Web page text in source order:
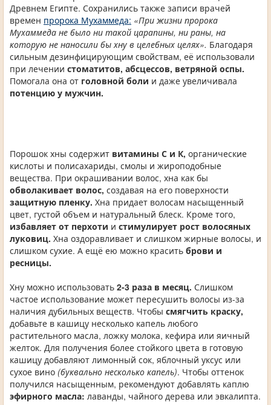
Древнем Египте. Сохранились также записи врачей
времен пророка Мухаммеда: «При жизни пророка
Мухаммеда не было ни такой царапины, ни раны, на
которую не наносили бы хну в целебных целях». Благодаря
сильным дезинфицирующим свойствам, её использовали
при лечении стоматитов, абсцессов, ветряной оспы.
Помогала она от головной боли и даже увеличивала
потенцию у мужчин.
Порошок хны содержит витамины С и К, органические
кислоты и полисахариды, смолы и жироподобные
вещества. При окрашивании волос, хна как бы
обволакивает волос, создавая на его поверхности
защитную пленку. Хна придает волосам насыщенный
цвет, густой объем и натуральный блеск. Кроме того,
избавляет от перхоти и стимулирует рост волосяных
луковиц. Хна оздоравливает и слишком жирные волосы, и
слишком сухие. А ещё ею можно красить брови и
ресницы.
Хну можно использовать 2-3 раза в месяц. Слишком
частое использование может пересушить волосы из-за
наличия дубильных веществ. Чтобы смягчить краску,
добавьте в кашицу несколько капель любого
растительного масла, ложку молока, кефира или яичный
желток. Для получения более стойкого цвета в готовую
кашицу добавляют лимонный сок, яблочный уксус или
сухое вино (буквально несколько капель). Чтобы оттенок
получился насыщенным, рекомендуют добавлять каплю
эфирного масла: лаванды, чайного дерева или эвкалипта.